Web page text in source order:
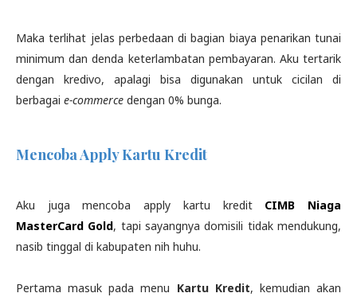
Maka terlihat jelas perbedaan di bagian biaya penarikan tunai
minimum dan denda keterlambatan pembayaran. Aku tertarik
dengan kredivo, apalagi bisa digunakan untuk cicilan di
berbagai e-commerce dengan 0% bunga.
Mencoba Apply Kartu Kredit
Aku juga mencoba apply kartu kredit CIMB Niaga
MasterCard Gold, tapi sayangnya domisili tidak mendukung,
nasib tinggal di kabupaten nih huhu.
Pertama masuk pada menu Kartu Kredit, kemudian akan